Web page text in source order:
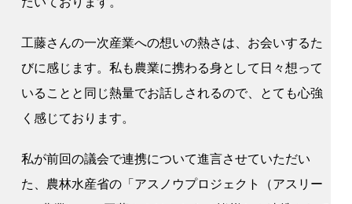
工藤さんの一次産業への想いの熱さは、お会いするた
びに感じます。私も農業に携わる身として日々想って
いることと同じ熱量でお話しされるので、とても心強
く感じております。
私が前回の議会で連携について進言させていただい
た、農林水産省の「アスノウプロジェクト（アスリー